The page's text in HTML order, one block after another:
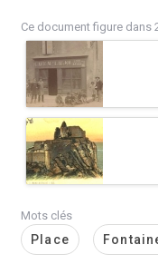
Ce document figure dans
Mots clés
Place